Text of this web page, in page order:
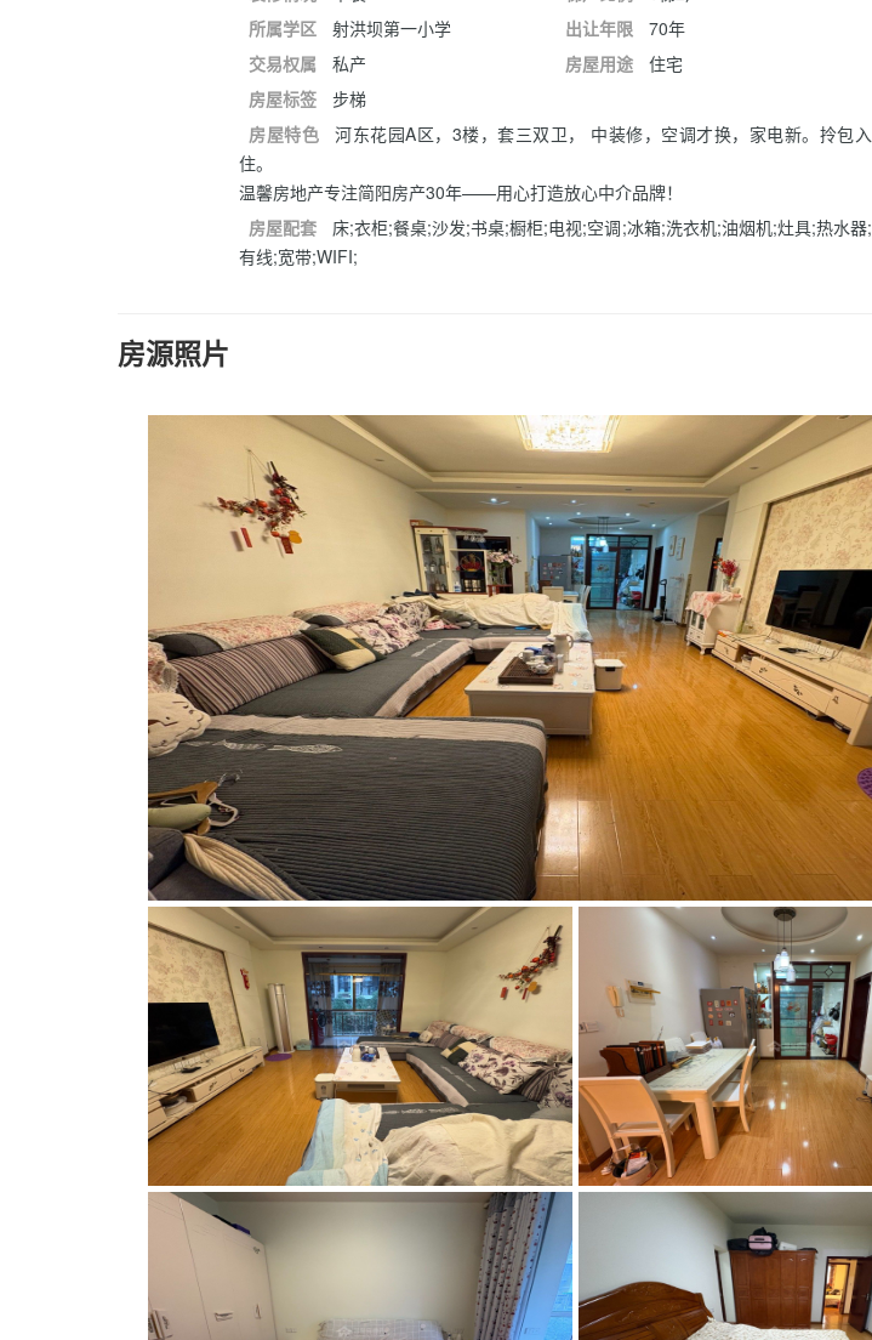
所属学区
射洪坝第一小学 出让年限
70年
交易权属
私产 房屋用途
住宅
房屋标签
步梯
房屋特色
河东花园A区，3楼，套三双卫， 中装修，空调才换，家电新。拎包入
住。
温馨房地产专注简阳房产30年——用心打造放心中介品牌！
房屋配套
床;衣柜;餐桌;沙发;书桌;橱柜;电视;空调;冰箱;洗衣机;油烟机;灶具;热水器;
有线;宽带;WIFI;
房源照片